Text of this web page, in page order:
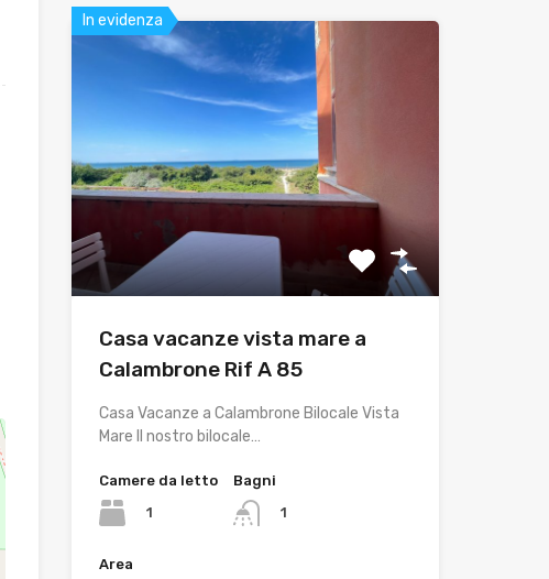
In evidenza
Casa vacanze vista mare a
Calambrone Rif A 85
Casa Vacanze a Calambrone Bilocale Vista
Mare Il nostro bilocale…
Camere da letto
1
Bagni
1
Area